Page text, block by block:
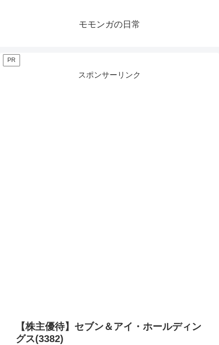
モモンガの日常
PR
スポンサーリンク
【株主優待】セブン＆アイ・ホールディン
グス(3382)